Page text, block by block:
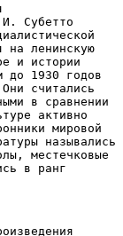
Субетто
на ленинскую
и истории
до 1930 годов
считались
в сравнении
активно
мировой
назывались
местечковые
в ранг